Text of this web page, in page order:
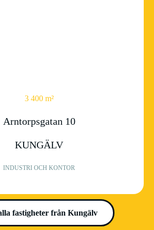
3 400 m²
Arntorpsgatan 10
KUNGÄLV
INDUSTRI OCH KONTOR
fastigheter från Kungälv